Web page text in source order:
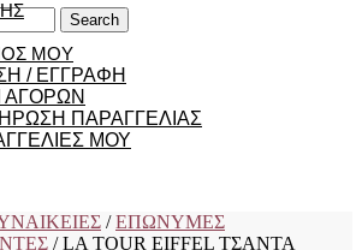
Search
ΜΟΥ
/ ΕΓΓΡΑΦΗ
ΑΓΟΡΩΝ
ΠΑΡΑΓΓΕΛΙΑΣ
ΜΟΥ
/ΕΠΩΝΥΜΕΣ
/LA TOUR EIFFEL ΤΣΑΝΤΑ